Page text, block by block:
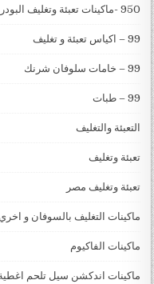
950 -ماكينات تعبئة وتغليف البودر شديد النعومة
99 – اكياس تعبئة و تغليف
99 – خامات سلوفان شرنك
99 – طبات
التعبئة والتغليف
تعبئة وتغليف
تعبئة وتغليف مصر
ماكينات التغليف بالسوفان و اخري
ماكينات الفاكيوم
ماكينات اندكشن سيل تلحم اغطية